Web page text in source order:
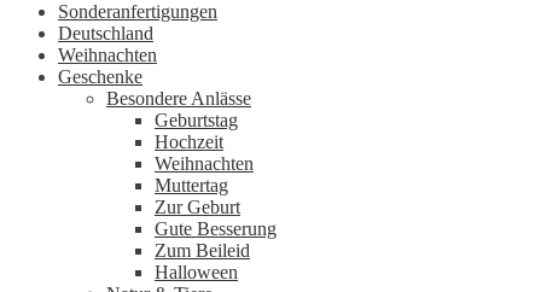
Sonderanfertigungen
Deutschland
Weihnachten
Geschenke
Besondere Anlässe
Geburtstag
Hochzeit
Weihnachten
Muttertag
Zur Geburt
Gute Besserung
Zum Beileid
Halloween